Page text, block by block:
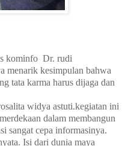
kominfo Dr. rudi
menarik kesimpulan bahwa
tata karma harus dijaga dan
widya astuti.kegiatan ini
dalam membangun
sangat cepa informasinya.
Isi dari dunia maya